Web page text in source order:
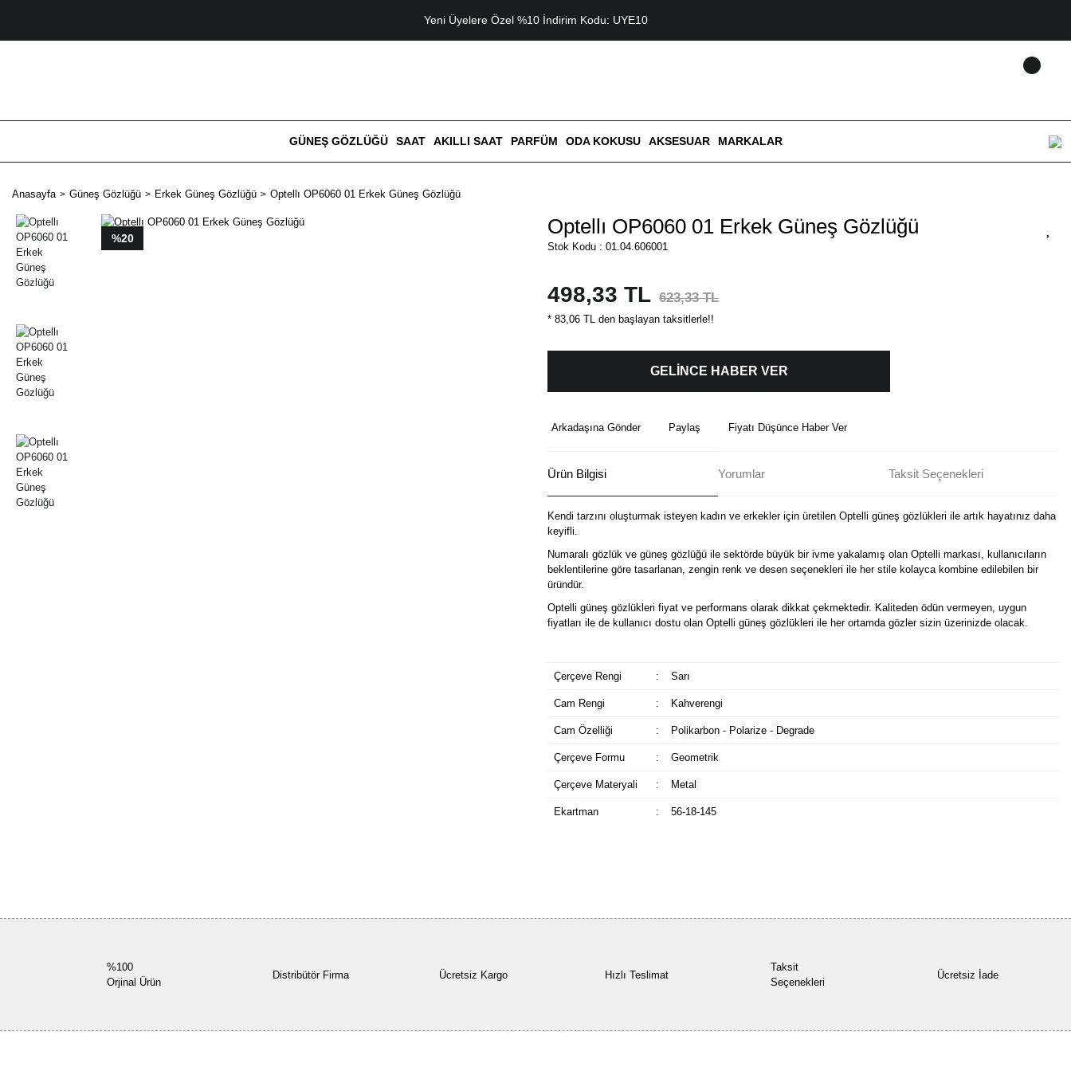
Yeni Üyelere Özel %10 İndirim Kodu: UYE10
GÜNEŞ GÖZLÜĞÜ SAAT AKILLI SAAT PARFÜM ODA KOKUSU AKSESUAR MARKALAR
Anasayfa Güneş Gözlüğü Erkek Güneş Gözlüğü Optellı OP6060 01 Erkek Güneş Gözlüğü
%20 Optellı OP6060 01 Erkek Güneş Gözlüğü
Stok Kodu : 01.04.606001
498,33 TL 623,33 TL
* 83,06 TL den başlayan taksitlerle!!
GELİNCE HABER VER
Arkadaşına Gönder Paylaş Fiyatı Düşünce Haber Ver
Ürün Bilgisi Yorumlar Taksit Seçenekleri
Kendi tarzını oluşturmak isteyen kadın ve erkekler için üretilen Optelli güneş gözlükleri ile artık hayatınız daha
keyifli.
Numaralı gözlük ve güneş gözlüğü ile sektörde büyük bir ivme yakalamış olan Optelli markası, kullanıcıların
beklentilerine göre tasarlanan, zengin renk ve desen seçenekleri ile her stile kolayca kombine edilebilen bir
üründür.
Optelli güneş gözlükleri fiyat ve performans olarak dikkat çekmektedir. Kaliteden ödün vermeyen, uygun
fiyatları ile de kullanıcı dostu olan Optelli güneş gözlükleri ile her ortamda gözler sizin üzerinizde olacak.
Çerçeve Rengi : Sarı
Cam Rengi : Kahverengi
Cam Özelliği : Polikarbon - Polarize - Degrade
Çerçeve Formu : Geometrik
Çerçeve Materyali : Metal
Ekartman : 56-18-145
%100
Orjinal Ürün
Distribütör Firma Ücretsiz Kargo Hızlı Teslimat
Taksit
Seçenekleri
Ücretsiz İade